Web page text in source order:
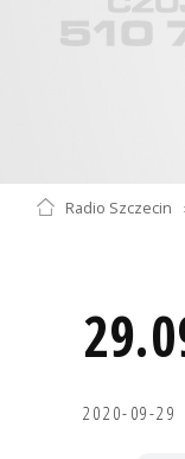
Radio Szczecin
2020-09-29